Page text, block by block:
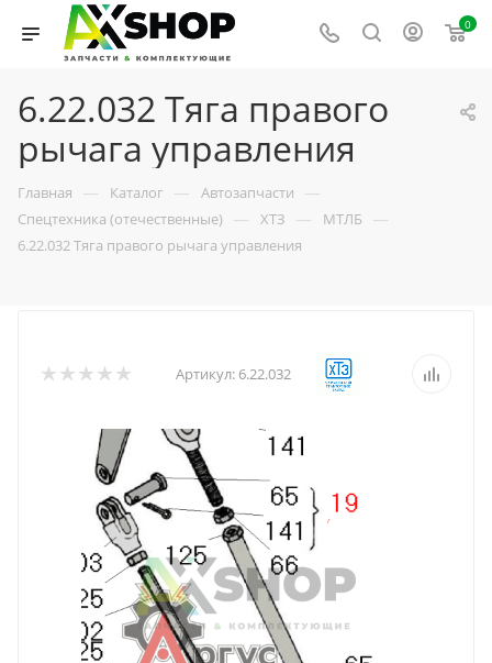
0
6.22.032 Тяга правого
рычага управления
Главная — Каталог — Автозапчасти —
Спецтехника (отечественные) — ХТЗ — МТЛБ —
6.22.032 Тяга правого рычага управления
Артикул: 6.22.032